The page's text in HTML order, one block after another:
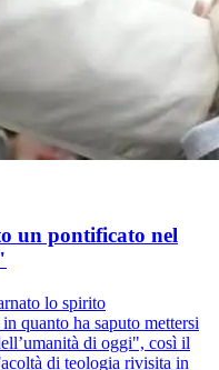
un pontificato nel
lo spirito
quanto ha saputo mettersi
di oggi", così il
di teologia rivisita in